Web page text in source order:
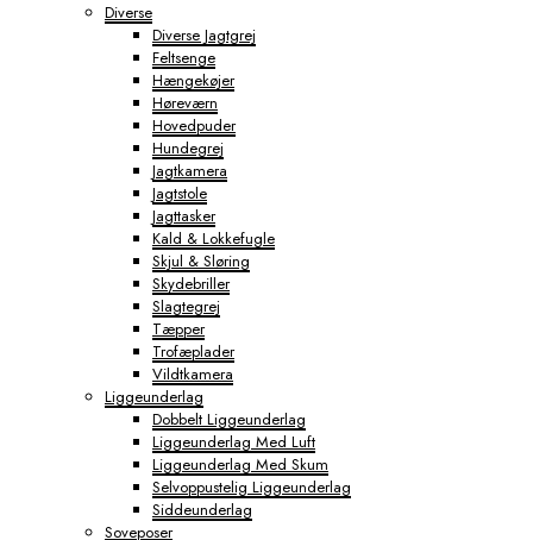
Diverse
Diverse Jagtgrej
Feltsenge
Hængekøjer
Høreværn
Hovedpuder
Hundegrej
Jagtkamera
Jagtstole
Jagttasker
Kald & Lokkefugle
Skjul & Sløring
Skydebriller
Slagtegrej
Tæpper
Trofæplader
Vildtkamera
Liggeunderlag
Dobbelt Liggeunderlag
Liggeunderlag Med Luft
Liggeunderlag Med Skum
Selvoppustelig Liggeunderlag
Siddeunderlag
Soveposer